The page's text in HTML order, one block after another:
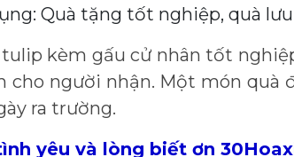
Quà tặng tốt nghiệp, quà
tulip kèm gấu cử nhân tốt
cho người nhận. Một món quà
ra trường.
yêu và lòng biết ơn